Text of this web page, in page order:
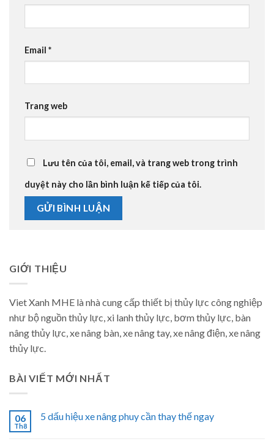
Email *
Trang web
Lưu tên của tôi, email, và trang web trong trình
duyệt này cho lần bình luận kế tiếp của tôi.
GIỚI THIỆU
Viet Xanh MHE là nhà cung cấp thiết bị thủy lực công nghiệp
như bộ nguồn thủy lực, xi lanh thủy lực, bơm thủy lực, bàn
nâng thủy lực, xe nâng bàn, xe nâng tay, xe nâng điện, xe nâng
thủy lực.
BÀI VIẾT MỚI NHẤT
06
Th8
5 dấu hiệu xe nâng phuy cần thay thế ngay